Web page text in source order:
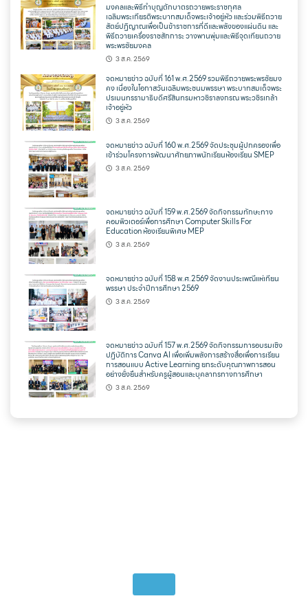
มงคลและพิธีทำบุญตักบาตรถวายพระราชกุศล
เฉลิมพระเกียรติพระบาทสมเด็จพระเจ้าอยู่หัว และร่วมพิธีถวาย
สัตย์ปฏิญาณเพื่อเป็นข้าราชการที่ดีและพลังของแผ่นดิน และ
พิธีถวายเครื่องราชสักการะ วางพานพุ่มและพิธีจุดเทียนถวาย
พระพรชัยมงคล
3 ส.ค. 2569
จดหมายข่าว ฉบับที่ 161 พ.ศ.2569 รวมพิธีถวายพระพรชัยมง
คง เนื่องในโอกาสวันเฉลิมพระชนมพรรษา พระบาทสมเด็จพระ
ปรเมนทรรามาธิบดีศรีสินทรมหาวชิราลงกรณ พระวชิรเกล้า
เจ้าอยู่หัว
3 ส.ค. 2569
จดหมายข่าว ฉบับที่ 160 พ.ศ.2569 จัดประชุมผู้ปกครองเพื่อ
เข้าร่วมโครงการพัฒนาศักยภาพนักเรียนห้องเรียน SMEP
3 ส.ค. 2569
จดหมายข่าว ฉบับที่ 159 พ.ศ.2569 จัดกิจกรรมทักษะทาง
คอมพิวเตอร์เพื่อการศึกษา Computer Skills For
Education ห้องเรียนพิเศษ MEP
3 ส.ค. 2569
จดหมายข่าว ฉบับที่ 158 พ.ศ.2569 จัดงานประเพณีแห่เทียน
พรรษา ประจำปีการศึกษา 2569
3 ส.ค. 2569
จดหมายข่าว ฉบับที่ 157 พ.ศ.2569 จัดกิจกรรมการอบรมเชิง
ปฏิบัติการ Canva AI เพื่อเพิ่มพลังการสร้างสื่อเพื่อการเรียน
การสอนแบบ Active Learning ยกระดับคุณภาพการสอน
อย่างยั่งยืนสำหรับครูผู้สอนและบุคลากรทางการศึกษา
3 ส.ค. 2569